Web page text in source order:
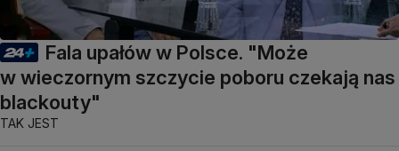
Fala upałów w Polsce. "Może
w wieczornym szczycie poboru czekają nas
blackouty"
TAK JEST